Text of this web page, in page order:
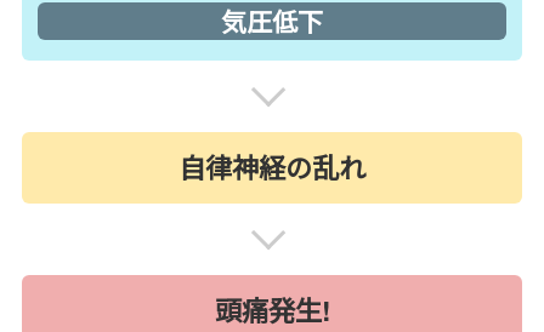
気圧低下
自律神経の乱れ
頭痛発生!